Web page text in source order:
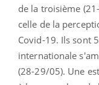
de la troisième
celle de la
Covid-19. Ils sont
internationale
(28-29/05). Une